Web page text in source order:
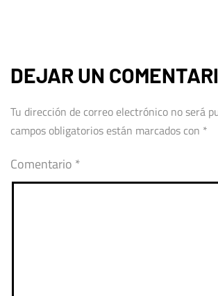
DEJAR UN
Tu dirección de correo electrónico no será
campos obligatorios están marcados con *
Comentario *